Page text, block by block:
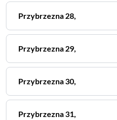
Przybrzezna 28,
Przybrzezna 29,
Przybrzezna30,
Przybrzezna31,